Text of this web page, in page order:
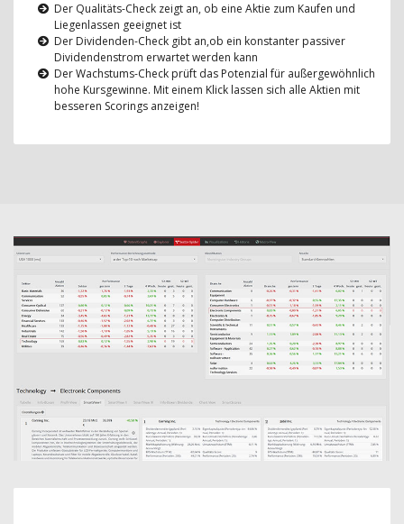
Der Qualitäts-Check zeigt an, ob eine Aktie zum Kaufen und
Liegenlassen geeignet ist
Der Dividenden-Check gibt an,ob ein konstanter passiver
Dividendenstrom erwartet werden kann
Der Wachstums-Check prüft das Potenzial für außergewöhnlich
hohe Kursgewinne. Mit einem Klick lassen sich alle Aktien mit
besseren Scorings anzeigen!